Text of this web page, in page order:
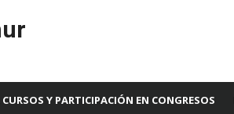
Y PARTICIPACIÓN EN CONGRESOS